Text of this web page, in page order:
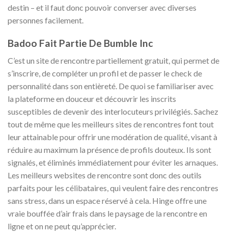
destin – et il faut donc pouvoir converser avec diverses
personnes facilement.
Badoo Fait Partie De Bumble Inc
C’est un site de rencontre partiellement gratuit, qui permet de
s’inscrire, de compléter un profil et de passer le check de
personnalité dans son entièreté. De quoi se familiariser avec
la plateforme en douceur et découvrir les inscrits
susceptibles de devenir des interlocuteurs privilégiés. Sachez
tout de même que les meilleurs sites de rencontres font tout
leur attainable pour offrir une modération de qualité, visant à
réduire au maximum la présence de profils douteux. Ils sont
signalés, et éliminés immédiatement pour éviter les arnaques.
Les meilleurs websites de rencontre sont donc des outils
parfaits pour les célibataires, qui veulent faire des rencontres
sans stress, dans un espace réservé à cela. Hinge offre une
vraie bouffée d’air frais dans le paysage de la rencontre en
ligne et on ne peut qu’apprécier.